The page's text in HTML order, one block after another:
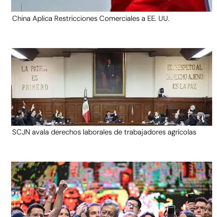
China Aplica Restricciones Comerciales a EE. UU.
SCJN avala derechos laborales de trabajadores agrícolas